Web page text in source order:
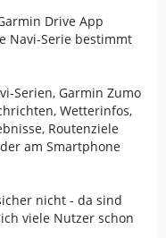
Drive App
Navi-Serie bestimmt
Serien, Garmin Zumo
Wetterinfos,
Routenziele
am Smartphone
nicht - da sind
viele Nutzer schon